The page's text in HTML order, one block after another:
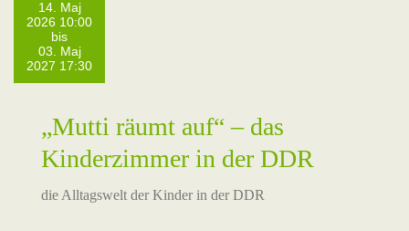
14. Maj
2026 10:00
bis
03. Maj
2027 17:30
„Mutti räumt auf“ – das
Kinderzimmer in der DDR
die Alltagswelt der Kinder in der DDR